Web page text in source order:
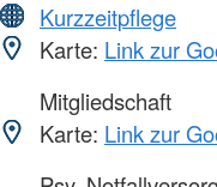
Kurzzeitpflege
Karte: Link zur
Mitgliedschaft
Karte: Link zur